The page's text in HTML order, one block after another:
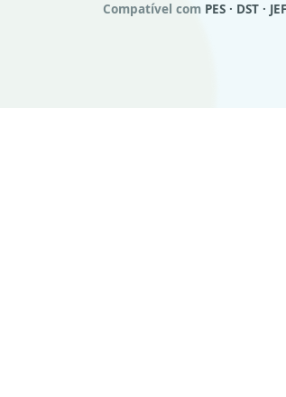
Compatível com PES · DST ·